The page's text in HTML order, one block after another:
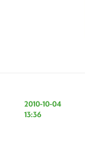
2010-10-04
13:36